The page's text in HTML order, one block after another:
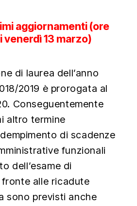
aggiornamenti (ore
venerdì 13 marzo)
di laurea dell’anno
2019 è prorogata al
Conseguentemente
altro termine
di scadenze
funzionali
dell’esame di
fronte alle ricadute
sono previsti anche